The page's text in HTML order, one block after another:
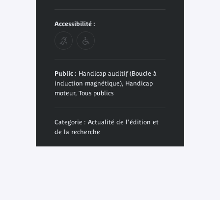
Accessibilité :
Public : Handicap auditif (Boucle à
induction magnétique), Handicap
moteur, Tous publics
Categorie : Actualité de l'édition et
de la recherche